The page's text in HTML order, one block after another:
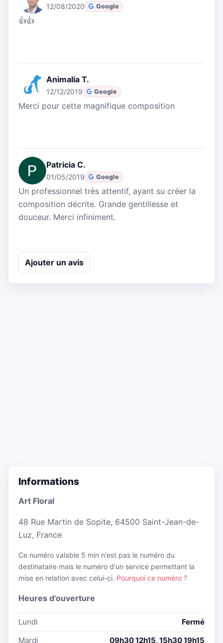
12/08/2020 Google
👍👍
Animalia T.
12/12/2019 Google
Merci pour cette magnifique composition
Patricia C.
01/05/2019 Google
Un professionnel très attentif, ayant su créer la
composition décrite. Grande gentillesse et
douceur. Merci infiniment.
Ajouter un avis
Informations
Art Floral
48 Rue Martin de Sopite, 64500 Saint-Jean-de-
Luz, France
Ce numéro valable 5 min n'est pas le numéro du
destinataire mais le numéro d'un service permettant la
mise en relation avec celui-ci. Pourquoi ce numéro ?
Heures d'ouverture
Lundi
Fermé
Mardi
09h30 12h15, 15h30 19h15